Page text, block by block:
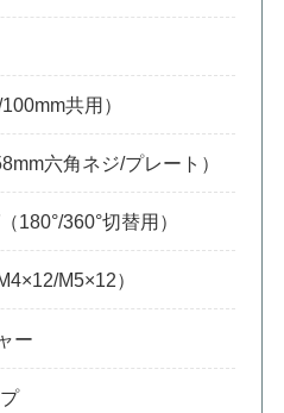
共用）
六角ネジ/プレート）
180°/360°切替用）
M5×12）
ー